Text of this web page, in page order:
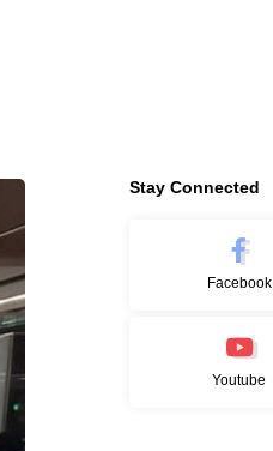
Stay Connected
Facebook
Youtube